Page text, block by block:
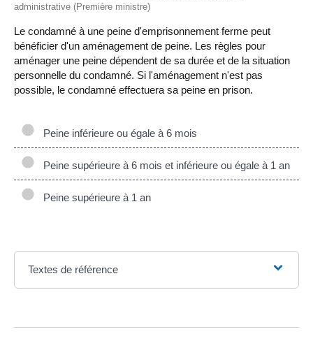
administrative (Première ministre)
Le condamné à une peine d'emprisonnement ferme peut
bénéficier d'un aménagement de peine. Les règles pour
aménager une peine dépendent de sa durée et de la situation
personnelle du condamné. Si l'aménagement n'est pas
possible, le condamné effectuera sa peine en prison.
Peine inférieure ou égale à 6 mois
Peine supérieure à 6 mois et inférieure ou égale à 1 an
Peine supérieure à 1 an
Textes de référence